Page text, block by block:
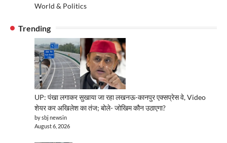
World & Politics
Trending
UP: पंखा लगाकर सुखाया जा रहा लखनऊ-कानपुर एक्सप्रेस वे, Video
शेयर कर अखिलेश का तंज; बोले- जोखिम कौन उठाएगा?
by sbj newsin
August 6, 2026